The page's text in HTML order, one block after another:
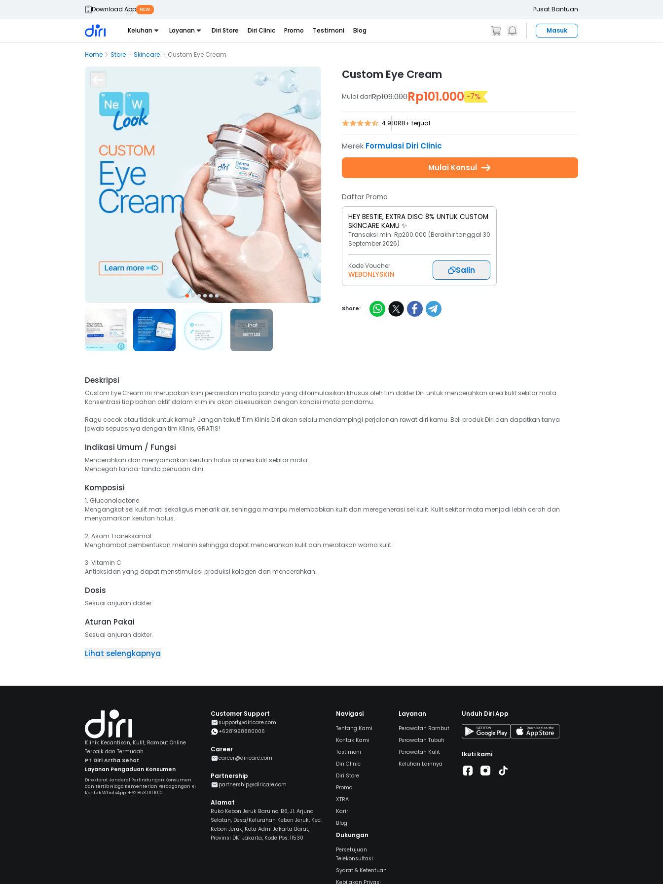
Download App NEW Pusat Bantuan
Keluhan Layanan Diri Store Diri Clinic Promo Testimoni Blog Masuk
Home Store Skincare Custom Eye Cream
Lihat
semua
Custom Eye Cream
Mulai dariRp109.000Rp101.000 -7%
4.910RB+ terjual
Merek Formulasi Diri Clinic
Mulai Konsul
Daftar Promo
HEY BESTIE, EXTRA DISC 8% UNTUK CUSTOM
SKINCARE KAMU ✨
Transaksi min. Rp200.000 (Berakhir tanggal 30
September 2026)
Kode Voucher
WEBONLYSKIN Salin
Share:
Deskripsi
Custom Eye Cream ini merupakan krim perawatan mata panda yang diformulasikan khusus oleh tim dokter Diri untuk mencerahkan area kulit sekitar mata.
Konsentrasi tiap bahan aktif dalam krim ini akan disesuaikan dengan kondisi mata pandamu.
Ragu cocok atau tidak untuk kamu? Jangan takut! Tim Klinis Diri akan selalu mendampingi perjalanan rawat diri kamu. Beli produk Diri dan dapatkan tanya
jawab sepuasnya dengan tim Klinis, GRATIS!
Indikasi Umum / Fungsi
Mencerahkan dan menyamarkan kerutan halus di area kulit sekitar mata.
Mencegah tanda-tanda penuaan dini.
Komposisi
1. Gluconolactone
Mengangkat sel kulit mati sekaligus menarik air, sehingga mampu melembabkan kulit dan meregenerasi sel kulit. Kulit sekitar mata menjadi lebih cerah dan
menyamarkan kerutan halus.
2. Asam Traneksamat
Menghambat pembentukan melanin sehingga dapat mencerahkan kulit dan meratakan warna kulit.
3. Vitamin C
Antioksidan yang dapat menstimulasi produksi kolagen dan mencerahkan.
Dosis
Sesuai anjuran dokter.
Aturan Pakai
Sesuai anjuran dokter.
Lihat selengkapnya
Klinik Kecantikan, Kulit, Rambut Online
Terbaik dan Termudah.
PT Diri Artha Sehat
Layanan Pengaduan Konsumen
Direktorat Jenderal Perlindungan Konsumen
dan Tertib Niaga Kementerian Perdagangan RI
Kontak WhatsApp: +62 853 1111 1010
Customer Support
support@diricare.com
+6281998880006
Career
career@diricare.com
Partnership
partnership@diricare.com
Alamat
Ruko Kebon Jeruk Baru no. B6, Jl. Arjuna
Selatan, Desa/Kelurahan Kebon Jeruk, Kec.
Kebon Jeruk, Kota Adm. Jakarta Barat,
Provinsi DKI Jakarta, Kode Pos: 11530
Navigasi
Tentang Kami
Kontak Kami
Testimoni
Diri Clinic
Diri Store
Promo
XTRA
Karir
Blog
Dukungan
Persetujuan
Telekonsultasi
Syarat & Ketentuan
Kebijakan Privasi
Layanan
Perawatan Rambut
Perawatan Tubuh
Perawatan Kulit
Keluhan Lainnya
Unduh Diri App
Ikuti kami